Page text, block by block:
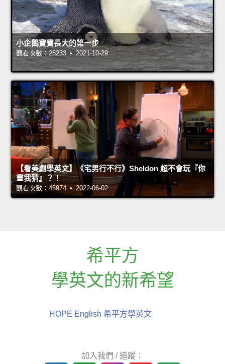
小企鵝寶寶長大的第一步
觀看次數：28233 • 2021-10-29
【看美劇學英文】《宅男行不行》Sheldon 超不會玩『你
畫我猜』？！
觀看次數：45974 • 2022-06-02
希平方
學英文的新希望
HOPE English 希平方學英文
加入我們 / 追蹤：